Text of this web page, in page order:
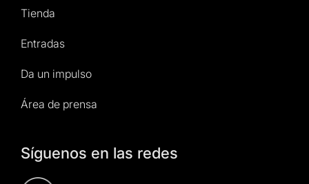
Tienda
Entradas
Da un impulso
Área de prensa
Síguenos en las redes